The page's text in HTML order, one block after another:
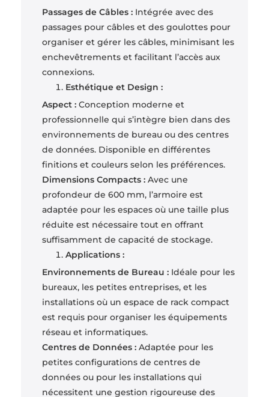
Passages de Câbles :Intégrée avec des
passages pour câbles et des goulottes pour
organiser et gérer les câbles, minimisant les
enchevêtrements et facilitant l’accès aux
connexions.
Esthétique et Design :
Aspect :Conception moderne et
professionnelle qui s’intègre bien dans des
environnements de bureau ou des centres
de données. Disponible en différentes
finitions et couleurs selon les préférences.
Dimensions Compacts :Avec une
profondeur de 600 mm, l’armoire est
adaptée pour les espaces où une taille plus
réduite est nécessaire tout en offrant
suffisamment de capacité de stockage.
Applications :
Environnements de Bureau :Idéale pour les
bureaux, les petites entreprises, et les
installations où un espace de rack compact
est requis pour organiser les équipements
réseau et informatiques.
Centres de Données :Adaptée pour les
petites configurations de centres de
données ou pour les installations qui
nécessitent une gestion rigoureuse des